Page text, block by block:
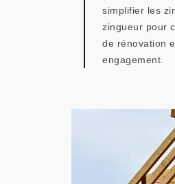
simplifier les
zingueur pour
de rénovation
engagement.